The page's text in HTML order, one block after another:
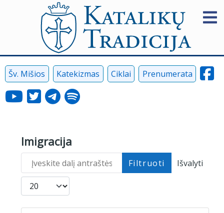
Šv. Mišios Katekizmas Ciklai Prenumerata
Imigracija
Įveskite dalį antraštės Filtruoti
Išvalyti
Rodyti po